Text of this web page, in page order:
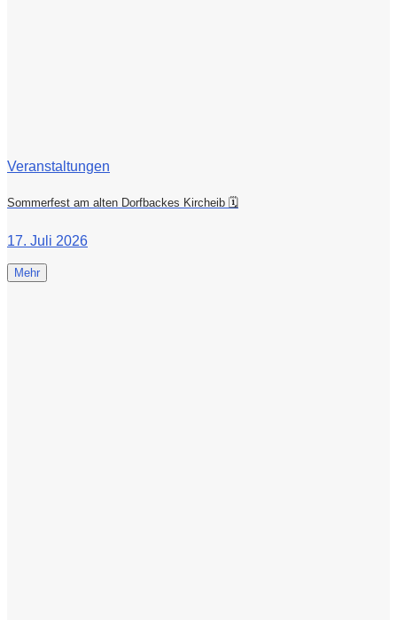
Veranstaltungen
Sommerfest am alten Dorfbackes Kircheib 🗓
17. Juli 2026
Mehr